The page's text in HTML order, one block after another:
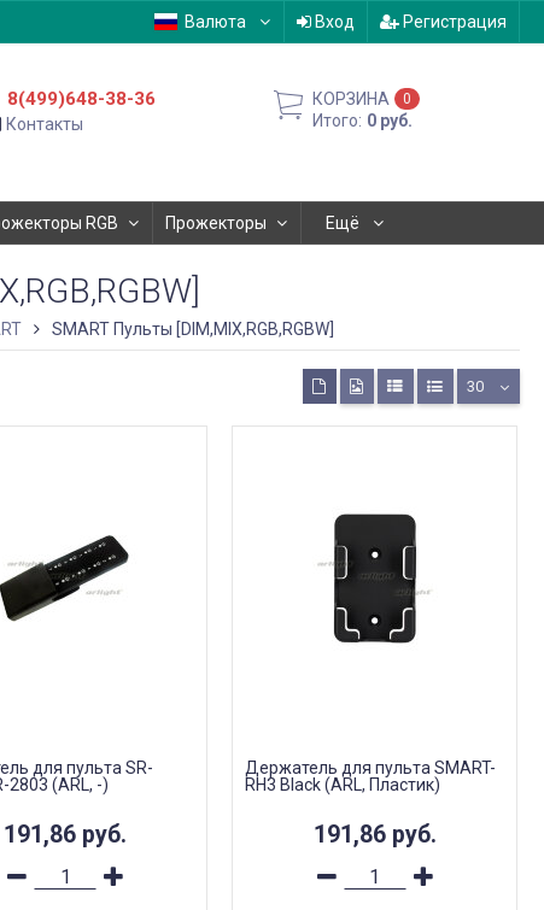
Валюта Вход Регистрация
8(499)648-38-36
Контакты
КОРЗИНА 0
Итого: 0 руб.
RGB Прожекторы Ещё
SMART Пульты [DIM,MIX,RGB,RGBW]
30
для пульта SR-
2803 (ARL, -)
191,86 руб.
Держатель для пульта SMART-
RH3 Black (ARL, Пластик)
191,86 руб.